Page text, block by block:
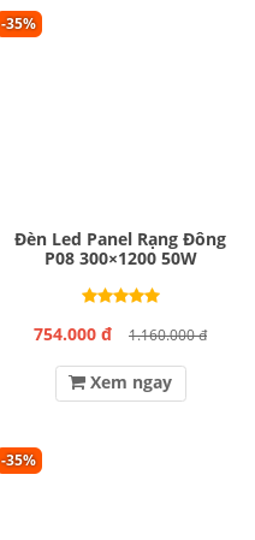
-35%
Đèn Led Panel Rạng Đông
P08 300×1200 50W
754.000 đ 1.160.000 đ
Xem ngay
-35%